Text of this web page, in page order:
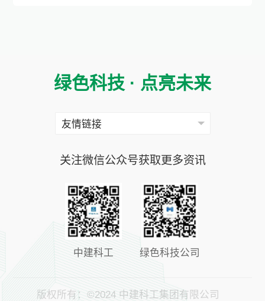
绿色科技 · 点亮未来
关注微信公众号获取更多资讯
中建科工 绿色科技公司
版权所有：©2024 中建科工集团有限公司